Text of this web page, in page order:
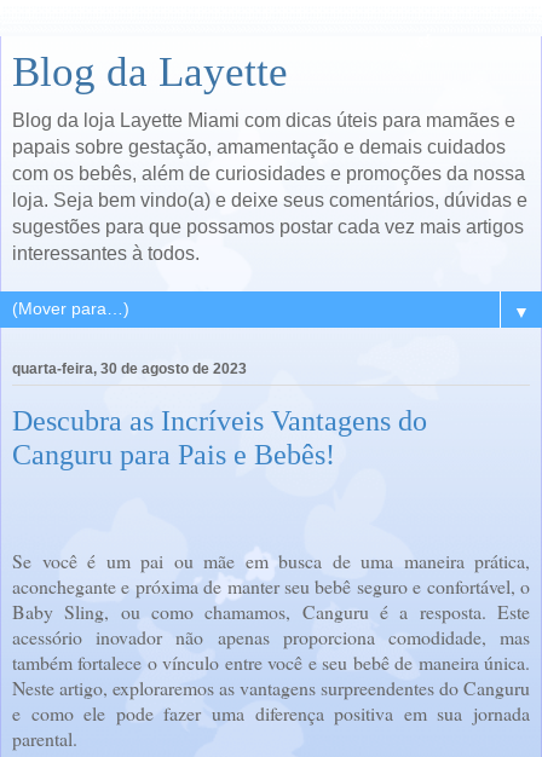
Blog da Layette
Blog da loja Layette Miami com dicas úteis para mamães e
papais sobre gestação, amamentação e demais cuidados
com os bebês, além de curiosidades e promoções da nossa
loja. Seja bem vindo(a) e deixe seus comentários, dúvidas e
sugestões para que possamos postar cada vez mais artigos
interessantes à todos.
▼
quarta-feira, 30 de agosto de 2023
Descubra as Incríveis Vantagens do
Canguru para Pais e Bebês!
Se você é um pai ou mãe em busca de uma maneira prática,
aconchegante e próxima de manter seu bebê seguro e confortável, o
Baby Sling, ou como chamamos, Canguru é a resposta. Este
acessório inovador não apenas proporciona comodidade, mas
também fortalece o vínculo entre você e seu bebê de maneira única.
Neste artigo, exploraremos as vantagens surpreendentes do Canguru
e como ele pode fazer uma diferença positiva em sua jornada
parental.